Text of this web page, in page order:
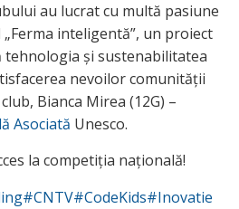
au lucrat cu multă pasiune
inteligentă”, un proiect
tehnologia și sustenabilitatea
nevoilor comunității
Bianca Mirea (12G) –
Asociată Unesco.
la competiția națională!
#CNTV#CodeKids#Inovatie